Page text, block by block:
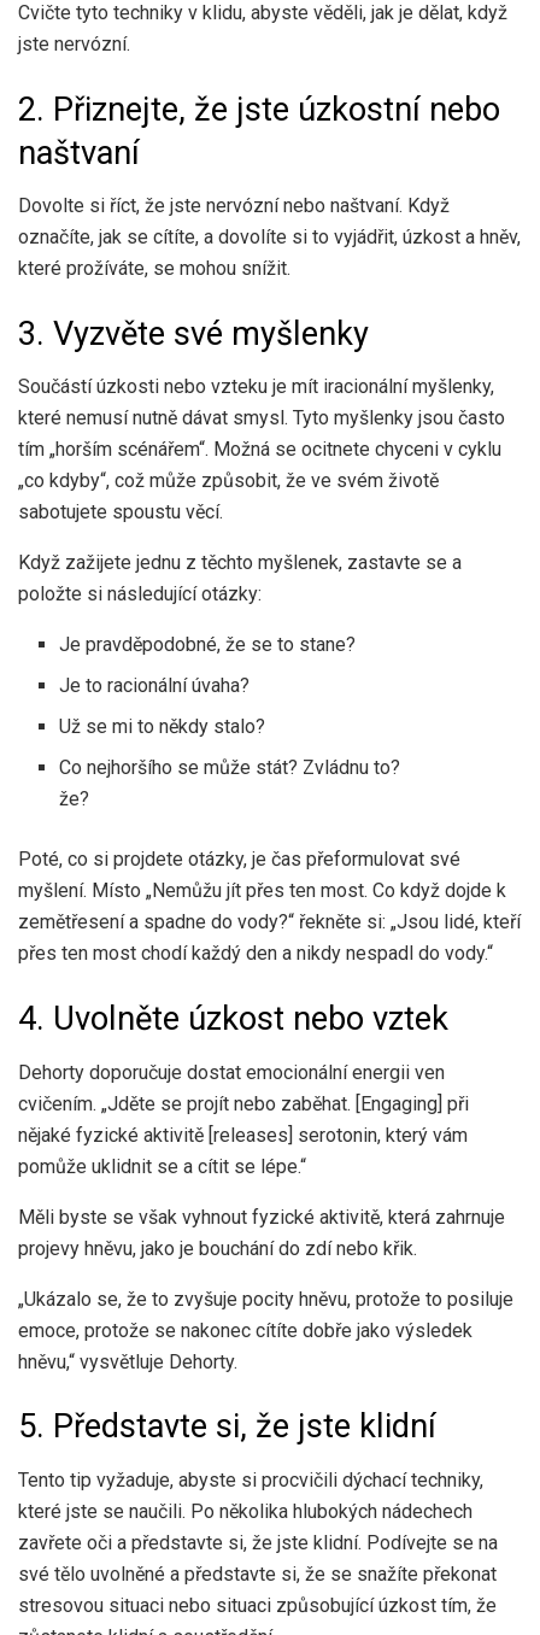
Cvičte tyto techniky v klidu, abyste věděli, jak je dělat, když
jste nervózní.
2. Přiznejte, že jste úzkostní nebo
naštvaní
Dovolte si říct, že jste nervózní nebo naštvaní. Když
označíte, jak se cítíte, a dovolíte si to vyjádřit, úzkost a hněv,
které prožíváte, se mohou snížit.
3. Vyzvěte své myšlenky
Součástí úzkosti nebo vzteku je mít iracionální myšlenky,
které nemusí nutně dávat smysl. Tyto myšlenky jsou často
tím „horším scénářem“. Možná se ocitnete chyceni v cyklu
„co kdyby“, což může způsobit, že ve svém životě
sabotujete spoustu věcí.
Když zažijete jednu z těchto myšlenek, zastavte se a
položte si následující otázky:
Je pravděpodobné, že se to stane?
Je to racionální úvaha?
Už se mi to někdy stalo?
Co nejhoršího se může stát? Zvládnu to?
že?
Poté, co si projdete otázky, je čas přeformulovat své
myšlení. Místo „Nemůžu jít přes ten most. Co když dojde k
zemětřesení a spadne do vody?“ řekněte si: „Jsou lidé, kteří
přes ten most chodí každý den a nikdy nespadl do vody.“
4. Uvolněte úzkost nebo vztek
Dehorty doporučuje dostat emocionální energii ven
cvičením. „Jděte se projít nebo zaběhat. [Engaging] při
nějaké fyzické aktivitě [releases] serotonin, který vám
pomůže uklidnit se a cítit se lépe.“
Měli byste se však vyhnout fyzické aktivitě, která zahrnuje
projevy hněvu, jako je bouchání do zdí nebo křik.
„Ukázalo se, že to zvyšuje pocity hněvu, protože to posiluje
emoce, protože se nakonec cítíte dobře jako výsledek
hněvu,“ vysvětluje Dehorty.
5. Představte si, že jste klidní
Tento tip vyžaduje, abyste si procvičili dýchací techniky,
které jste se naučili. Po několika hlubokých nádechech
zavřete oči a představte si, že jste klidní. Podívejte se na
své tělo uvolněné a představte si, že se snažíte překonat
stresovou situaci nebo situaci způsobující úzkost tím, že